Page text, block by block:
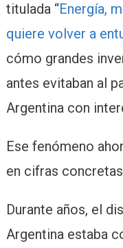
titulada “Energía,
quiere volver a
cómo grandes
antes evitaban al
Argentina con
Ese fenómeno
en cifras
Durante años, el
Argentina estaba